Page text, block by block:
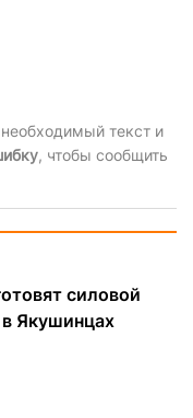
текст и
, чтобы сообщить
силовой
Якушинцах